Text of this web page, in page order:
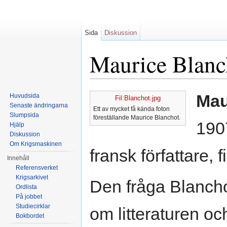
Maurice
Fil:Blanchot.jpg
Ett av mycket få kända foton
föreställande Maurice Blanchot.
fransk författare,
Den fråga
om litteraturen
Sida Diskussion
Huvudsida
Senaste ändringarna
Slumpsida
Hjälp
Diskussion
Om Krigsmaskinen
Innehåll
Referensverket
Krigsarkivet
Ordlista
På jobbet
Studiecirklar
Bokbordet